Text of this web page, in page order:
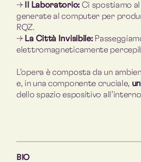
→
Il Laboratorio:Ci spostiamo al
generate al computer per
RQZ.
→ La Città Invisibile:
elettromagneticamente
L’opera è composta da un
e, in una componente cruciale,
dello spazio espositivo
BIO